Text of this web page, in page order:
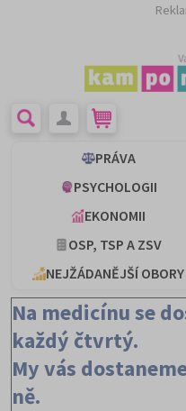
PRÁVA
PSYCHOLOGII
EKONOMII
OSP, TSP A ZSV
NEJŽÁDANĚJŠÍ OBORY
Na medicínu se
každý čtvrtý.
My vás
ně.